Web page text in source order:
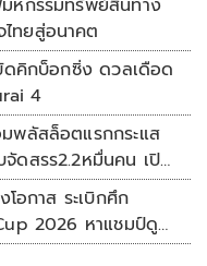
หกรรมทรัพย์สินทาง
ทยสู่อนาคต
ดคิกบ็อกซิ่ง ดวลเดือด
4
พลัสล็อตแรกกระแส
ดสรร2.2หมื่นคน เปิด
โอกาส ระเบิกศึก
2026 หาแชมป์ดู